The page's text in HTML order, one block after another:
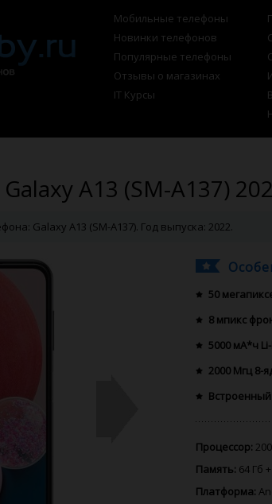
Мобильные телефоны
Новинки телефонов
Популярные телефоны
Отзывы о магазинах
IT Курсы
A13 (SM-A137)
Galaxy A13 (SM-A137). Год выпуска: 2022.
50
8 мпикс
5000 мА*ч
2000 Мгц 8-
Процессор:
Память: 64 Гб
Платформа: